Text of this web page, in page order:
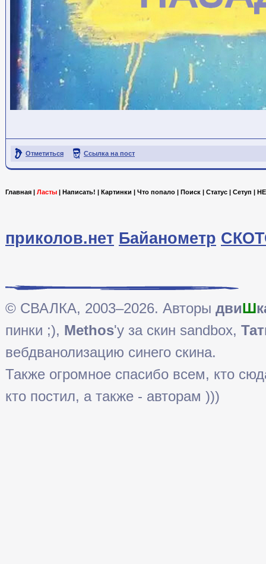
Отметиться Ссылка на пост
Главная | Ласты | Написать! | Картинки | Что попало | Поиск | Статус | Сетуп |
приколов.нет Байанометр
© СВАЛКА, 2003–2026. Авторы двиШ
пинки ;), Methos'у за скин sandbox,
вебдванолизацию синего скина.
Также огромное спасибо всем, кто
кто постил, а также - авторам )))